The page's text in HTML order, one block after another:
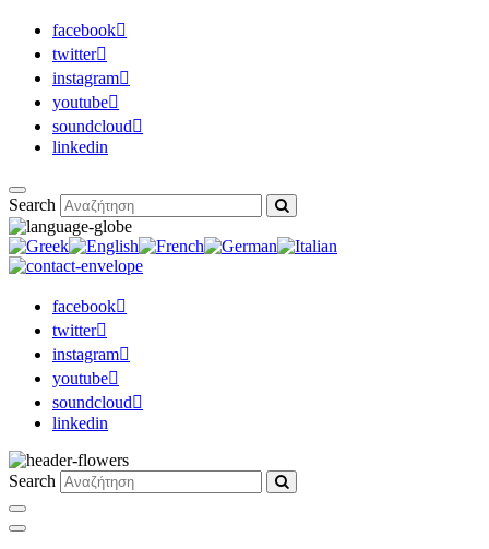
facebook
twitter
instagram
youtube
soundcloud
linkedin
Search
facebook
twitter
instagram
youtube
soundcloud
linkedin
Search